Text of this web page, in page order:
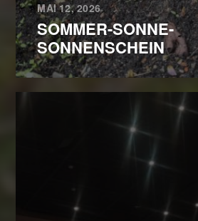
MAI 12, 2026
SOMMER-SONNE-
SONNENSCHEIN